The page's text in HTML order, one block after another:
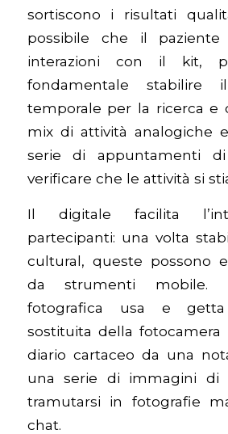
sortiscono i risultati
possibile che il paziente
interazioni con il kit,
fondamentale
temporale per la ricerca e
mix di attività analogiche
serie di appuntamenti
verificare che le attività si
Il digitale facilita
partecipanti: una volta
cultural, queste possono
da strumenti mobile.
fotografica usa e
sostituita della
diario cartaceo da una
una serie di immagini di
tramutarsi in fotografie
chat.